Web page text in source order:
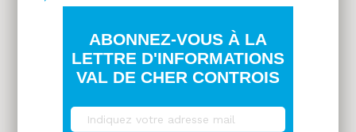
ABONNEZ-VOUS À LA
LETTRE D'INFORMATIONS
VAL DE CHER CONTROIS